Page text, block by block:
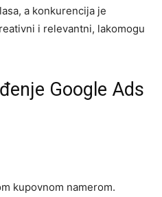
a konkurencija je
i relevantni, lakomogu
Google Ads
kupovnom namerom.